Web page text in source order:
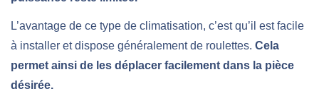
L’avantage de ce type de climatisation, c’est qu’il est facile
à installer et dispose généralement de roulettes. Cela
permet ainsi de les déplacer facilement dans la pièce
désirée.